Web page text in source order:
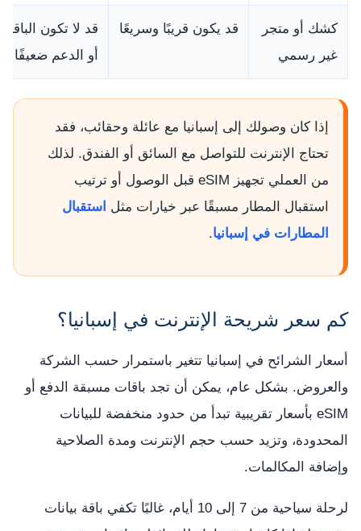
كشك أو متجر
غير رسمي
قد يكون قريبًا وسريعًا
قد لا تكون
أو الدعم ضعيفًا
إذا كان وصولك إلى إسبانيا مع عائلة وحقائب، فقد
تحتاج الإنترنت للتواصل مع السائق أو الفندق. لذلك
من العملي تجهيز eSIM قبل الوصول أو ترتيب
استقبال المطار مسبقًا عبر خيارات مثل استقبال
المطارات في إسبانيا.
كم سعر شريحة الإنترنت في إسبانيا؟
أسعار الشرائح في إسبانيا تتغير باستمرار حسب الشركة
والعروض. بشكل عام، يمكن أن تجد باقات مسبقة الدفع أو
eSIM بأسعار تقريبية تبدأ من حدود منخفضة للبيانات
المحدودة، وتزيد حسب حجم الإنترنت ومدة الصلاحية
وإضافة المكالمات.
لرحلة سياحية من 7 إلى 10 أيام، غالبًا تكفي باقة بيانات